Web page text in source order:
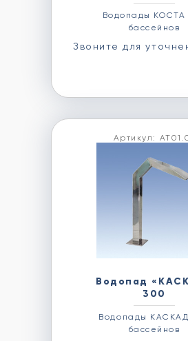
Водопады КОСТА
бассейнов
Звоните для
Артикул:
Водопад
300
Водопады
бассейнов